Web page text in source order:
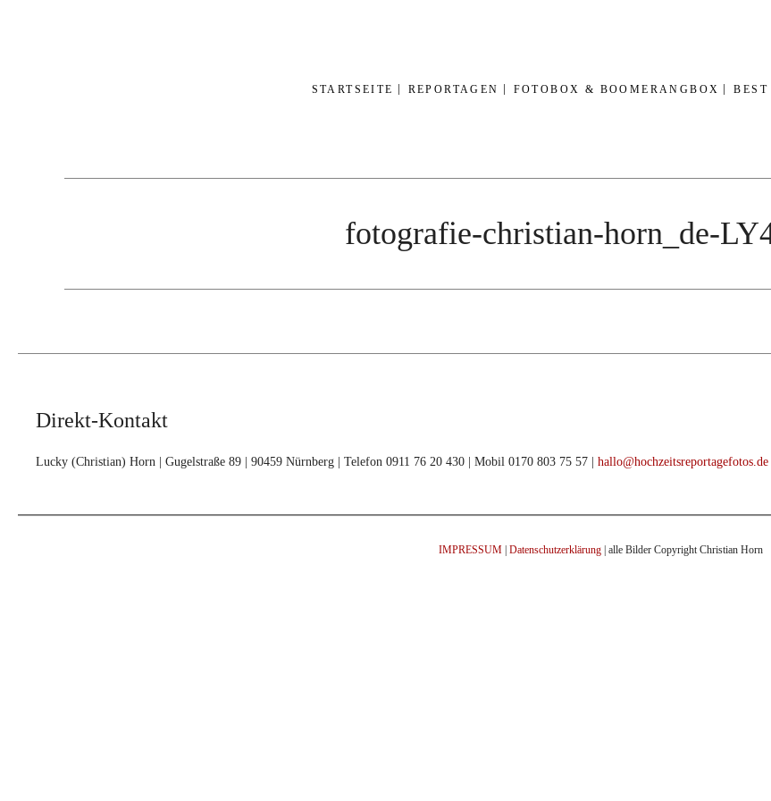
STARTSEITE REPORTAGEN FOTOBOX & BOOMERANGBOX BEST
fotografie-christian-horn_de-
Direkt-Kontakt
Lucky (Christian) Horn | Gugelstraße 89 | 90459 Nürnberg | Telefon 0911 76 20 430 | Mobil 0170 803 75 57 | hallo@hochzeitsreportagefotos.de
IMPRESSUM| Datenschutzerklärung| alle Bilder Copyright Christian Horn